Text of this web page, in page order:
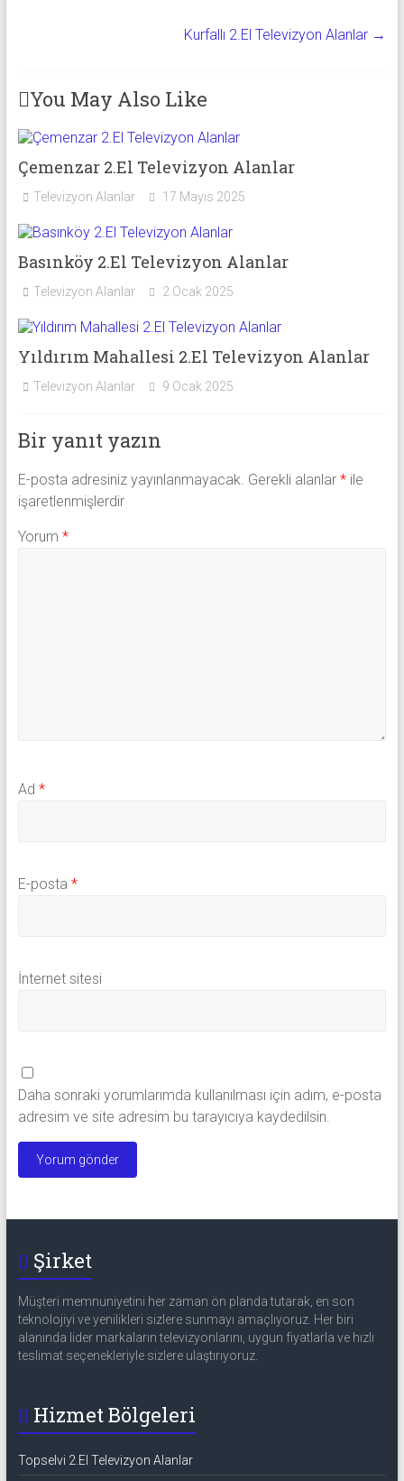
Kurfallı 2.El Televizyon Alanlar →
You May Also Like
Çemenzar 2.El Televizyon Alanlar
Televizyon Alanlar 17 Mayıs 2025
Basınköy 2.El Televizyon Alanlar
Televizyon Alanlar 2 Ocak 2025
Yıldırım Mahallesi 2.El Televizyon Alanlar
Televizyon Alanlar 9 Ocak 2025
Bir yanıt yazın
E-posta adresiniz yayınlanmayacak. Gerekli alanlar *ile
işaretlenmişlerdir
Yorum *
Ad *
E-posta *
İnternet sitesi
Daha sonraki yorumlarımda kullanılması için adım, e-posta
adresim ve site adresim bu tarayıcıya kaydedilsin.
Şirket
Müşteri memnuniyetini her zaman ön planda tutarak, en son
teknolojiyi ve yenilikleri sizlere sunmayı amaçlıyoruz. Her biri
alanında lider markaların televizyonlarını, uygun fiyatlarla ve hızlı
teslimat seçenekleriyle sizlere ulaştırıyoruz.
Hizmet Bölgeleri
Topselvi 2.El Televizyon Alanlar